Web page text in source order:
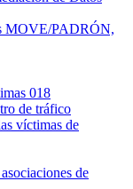
MOVE/PADRÓN,
018
de tráfico
víctimas de
de